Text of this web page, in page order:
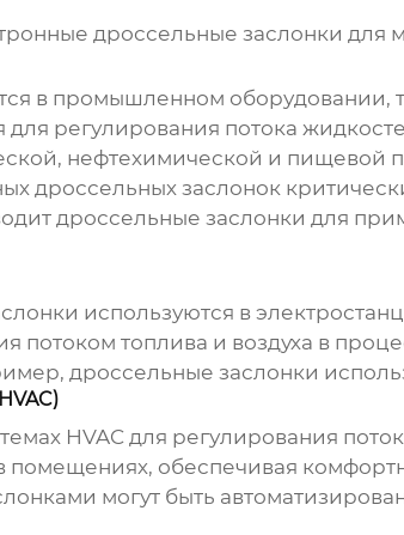
дроссельные заслонки для
в промышленном оборудовании,
регулирования потока
нефтехимической и пищевой
дроссельных заслонок
дроссельные заслонки для
используются в
потоком топлива и воздуха в
дроссельные заслонки
HVAC для регулирования
помещениях, обеспечивая
могут быть